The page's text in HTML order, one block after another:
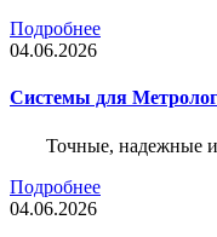
Подробнее
04.06.2026
Системы для
Точные, надежные и
Подробнее
04.06.2026